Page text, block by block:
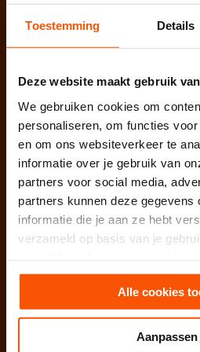
Toestemming Details
Deze website maakt gebruik
We gebruiken cookies om
personaliseren, om functies
en om ons websiteverkeer te
informatie over je gebruik van
partners voor social media,
partners kunnen deze gegevens
informatie die je aan ze hebt
verzameld op basis van je
gebruiken.
Alle cookies
Aanpassen
1018 VN Amsterdam
Nijverheidsweg 31
3161 GJ Rhoon / Rotterdam
Oost / Zuid Nederland
Hurksestraat 64
5652 AL Eindhoven
College Bescherming
Persoonsgegevens (CBP):
KvK te Rotterdam: 52901424
Facebook
Linkedin
Neem vrijblijvend contact op